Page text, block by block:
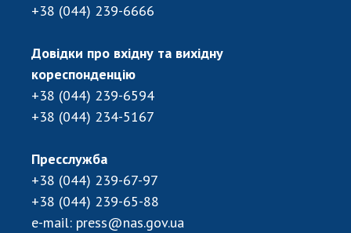
+38 (044) 239-6666
Довідки про вхідну та вихідну
кореспонденцію
+38 (044) 239-6594
+38 (044) 234-5167
Пресслужба
+38 (044) 239-67-97
+38 (044) 239-65-88
e-mail: press@nas.gov.ua